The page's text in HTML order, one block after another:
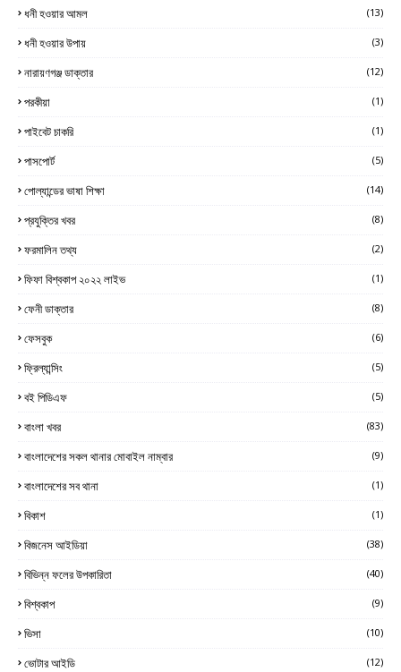
ধনী হওয়ার আমল (13)
ধনী হওয়ার উপায় (3)
নারায়ণগঞ্জ ডাক্তার (12)
পরকীয়া (1)
পাইবেট চাকরি (1)
পাসপোর্ট (5)
পোল্যান্ডের ভাষা শিক্ষা (14)
প্রযুক্তির খবর (8)
ফরমালিন তথ্য (2)
ফিফা বিশ্বকাপ ২০২২ লাইভ (1)
ফেনী ডাক্তার (8)
ফেসবুক (6)
ফ্রিল্যান্সিং (5)
বই পিডিএফ (5)
বাংলা খবর (83)
বাংলাদেশের সকল থানার মোবাইল নাম্বার (9)
বাংলাদেশের সব থানা (1)
বিকাশ (1)
বিজনেস আইডিয়া (38)
বিভিন্ন ফলের উপকারিতা (40)
বিশ্বকাপ (9)
ভিসা (10)
ভোটার আইডি (12)